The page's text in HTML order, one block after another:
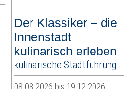
Der Klassiker – die
Innenstadt
kulinarisch erleben
kulinarische Stadtführung
08.08.2026 bis 19.12.2026